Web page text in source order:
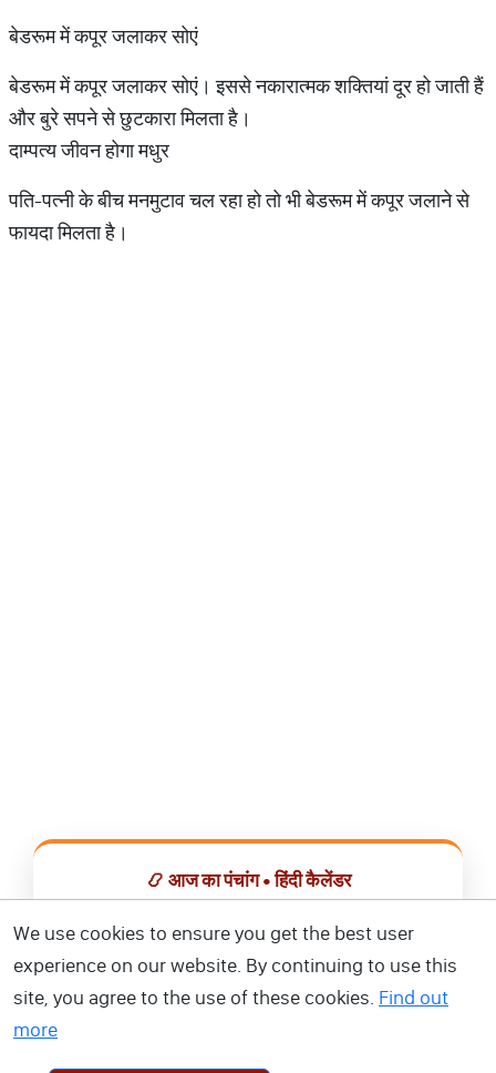
बेडरूम में कपूर जलाकर सोएं
बेडरूम में कपूर जलाकर सोएं। इससे नकारात्मक शक्तियां दूर हो जाती हैं
और बुरे सपने से छुटकारा मिलता है।
दाम्‍पत्‍य जीवन होगा मधुर
पति-पत्नी के बीच मनमुटाव चल रहा हो तो भी बेडरूम में कपूर जलाने से
फायदा मिलता है।
📿 आज का पंचांग • हिंदी कैलेंडर
📅 हिंदी कैलेंडर ऐप डाउनलोड करें
We use cookies to ensure you get the best user
experience on our website. By continuing to use this
site, you agree to the use of these cookies. Find out
more